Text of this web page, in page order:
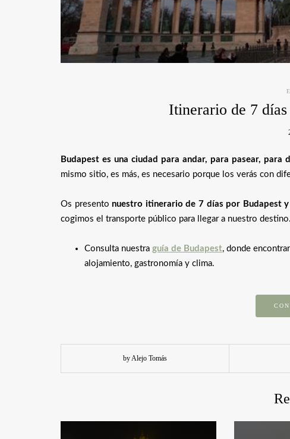
Itinerario de 7
Budapest es una ciudad para andar, para pasear, para
mismo sitio, es más, es necesario porque los verás con
Os presento nuestro itinerario de 7 días por Budapest
cogimos el transporte público para llegar a nuestro destino.
Consulta nuestra guía de Budapest, donde
alojamiento, gastronomía y clima.
by Alejo Tomás